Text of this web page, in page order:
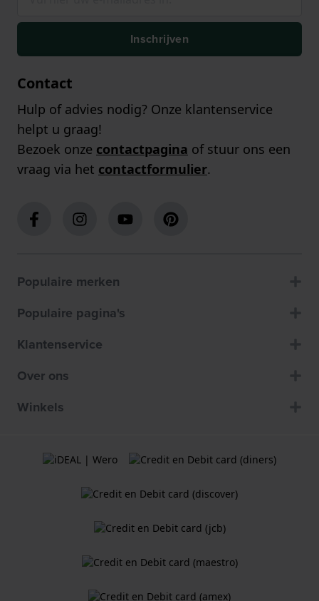
Inschrijven
Contact
Hulp of advies nodig? Onze klantenservice
helpt u graag!
Bezoek onze contactpagina of stuur ons een
vraag via het contactformulier.
Populaire merken
Populaire pagina's
Klantenservice
Over ons
Winkels